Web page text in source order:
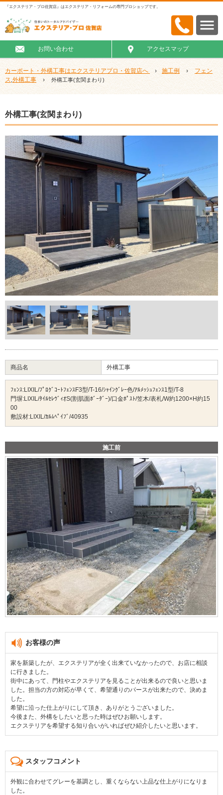
『エクステリア・プロ佐賀店』はエクステリア・リフォームの専門プロショップです。
お問い合わせ アクセスマップ
カーポート・外構工事はエクステリアプロ・佐賀店へ › 施工例 ›
フェン
ス 外構工事 › 外構工事(玄関まわり)
外構工事(玄関まわり)
商品名 外構工事
ﾌｪﾝｽ:LIXIL/ﾌﾟﾛｸﾞｺｰﾄﾌｪﾝｽF3型/T-16/ｼｬｲﾝｸﾞﾚｰ色/ｱﾙﾒｯｼｭﾌｪﾝｽ1型/T-8
門塀:LIXIL/ﾀｲﾙｾﾚｳﾞｨｵS(割肌面ﾎﾞｰﾀﾞｰ)/口金ﾎﾟｽﾄ/笠木/表札/W約1200×H約15
00
敷設材:LIXIL/ｶﾙﾑﾍﾟｲﾌﾞ/40935
施工前
お客様の声
家を新築したが、エクステリアが全く出来ていなかったので、お店に相談
に行きました。
街中にあって、門柱やエクステリアを見ることが出来るので良いと思いま
した。担当の方の対応が早くて、希望通りのパースが出来たので、決めま
した。
希望に沿った仕上がりにして頂き、ありがとうございました。
今後また、外構をしたいと思った時はぜひお願いします。
エクステリアを希望する知り合いがいればぜひ紹介したいと思います。
スタッフコメント
外観に合わせてグレーを基調とし、重くならない上品な仕上がりになりま
した。